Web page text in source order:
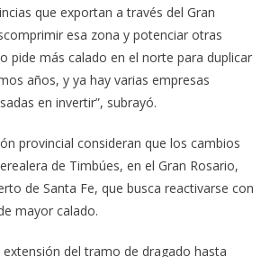
que exportan a través del Gran
esa zona y potenciar otras
pide más calado en el norte para duplicar
años, y ya hay varias empresas
en invertir”, subrayó.
provincial consideran que los cambios
de Timbúes, en el Gran Rosario,
de Santa Fe, que busca reactivarse con
mayor calado.
del tramo de dragado hasta